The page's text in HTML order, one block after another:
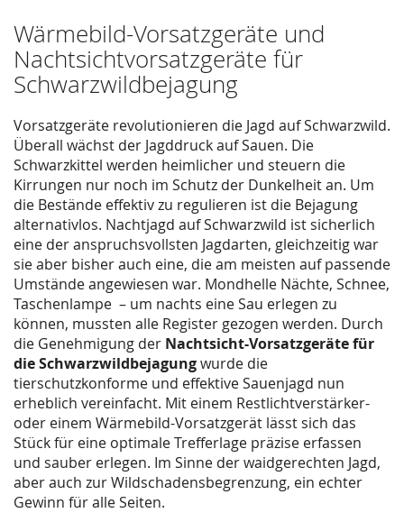
Wärmebild-Vorsatzgeräte und
Nachtsichtvorsatzgeräte für
Schwarzwildbejagung
Vorsatzgeräte revolutionieren die Jagd auf Schwarzwild.
Überall wächst der Jagddruck auf Sauen. Die
Schwarzkittel werden heimlicher und steuern die
Kirrungen nur noch im Schutz der Dunkelheit an. Um
die Bestände effektiv zu regulieren ist die Bejagung
alternativlos. Nachtjagd auf Schwarzwild ist sicherlich
eine der anspruchsvollsten Jagdarten, gleichzeitig war
sie aber bisher auch eine, die am meisten auf passende
Umstände angewiesen war. Mondhelle Nächte, Schnee,
Taschenlampe – um nachts eine Sau erlegen zu
können, mussten alle Register gezogen werden. Durch
die Genehmigung der Nachtsicht-Vorsatzgeräte für
die Schwarzwildbejagungwurde die
tierschutzkonforme und effektive Sauenjagd nun
erheblich vereinfacht. Mit einem Restlichtverstärker-
oder einem Wärmebild-Vorsatzgerät lässt sich das
Stück für eine optimale Trefferlage präzise erfassen
und sauber erlegen. Im Sinne der waidgerechten Jagd,
aber auch zur Wildschadensbegrenzung, ein echter
Gewinn für alle Seiten.